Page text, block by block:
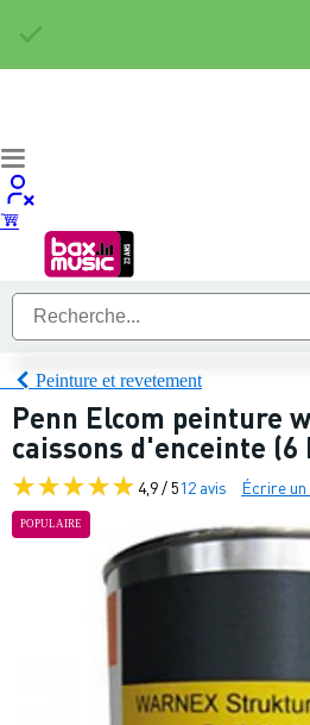
Peinture et revetement
Penn Elcom peinture
caissons d'enceinte (6
4,9 / 512 avis Écrire un
POPULAIRE